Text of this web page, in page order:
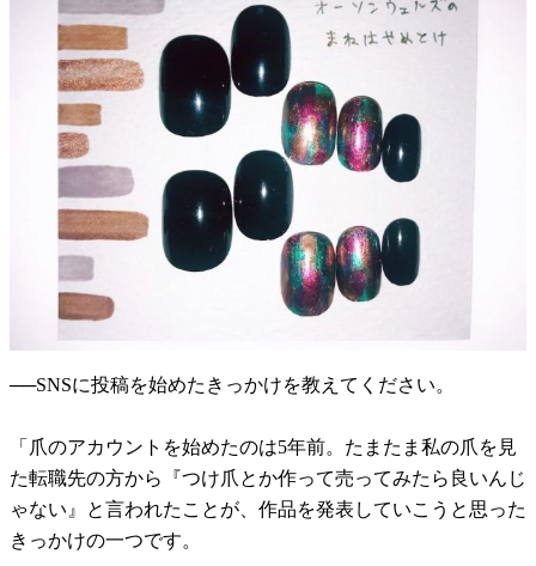
──SNSに投稿を始めたきっかけを教えてください。
「爪のアカウントを始めたのは5年前。たまたま私の爪を見
た転職先の方から『つけ爪とか作って売ってみたら良いんじ
ゃない』と言われたことが、作品を発表していこうと思った
きっかけの一つです。